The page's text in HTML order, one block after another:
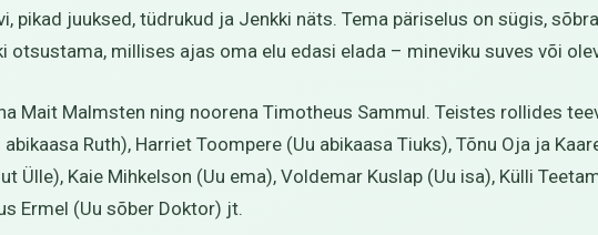
pikad juuksed, tüdrukud ja Jenkki näts. Tema päriselus on sügis,
otsustama, millises ajas oma elu edasi elada – mineviku suves või
Mait Malmsten ning noorena Timotheus Sammul. Teistes rollides
Ruth), Harriet Toompere (Uu abikaasa Tiuks), Tõnu Oja ja
Ülle), Kaie Mihkelson (Uu ema), Voldemar Kuslap (Uu isa), Külli
Ermel (Uu sõber Doktor) jt.